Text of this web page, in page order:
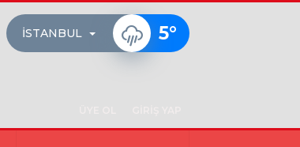
İSTANBUL 5°